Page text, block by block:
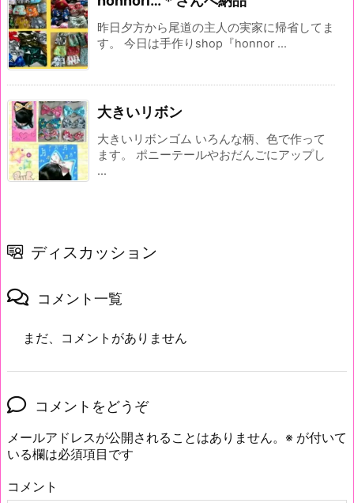
昨日夕方から尾道の主人の実家に帰省してま
す。 今日は手作りshop『honnor ...
大きいリボン
大きいリボンゴム いろんな柄、色で作って
ます。 ポニーテールやおだんごにアップし
...
ディスカッション
コメント一覧
まだ、コメントがありません
コメントをどうぞ
メールアドレスが公開されることはありません。 ※ が付いて
いる欄は必須項目です
コメント